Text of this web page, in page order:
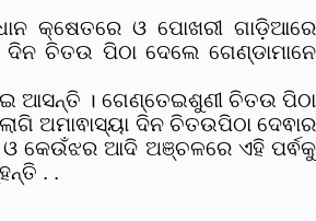
କ୍ଷେତରେ ଓ ପୋଖରୀ ଗାଡ଼ିଆରେ
ଚିତଉ ପିଠା ଦେଲେ ଗେଣ୍ଡାମାନେ
ଆସନ୍ତି । ଗେଣ୍ତେଇଶୁଣୀ ଚିତଉ ପିଠା
ଅମାଵାସ୍ୟା ଦିନ ଚିତଉପିଠା ଦେଵାର
କେଉଁଝର ଆଦି ଅଞ୍ଚଳରେ ଏହି ପର୍ଵକୁ
. .